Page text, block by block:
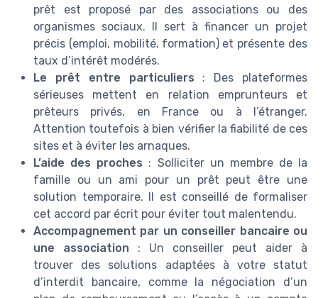
prêt est proposé par des associations ou des
organismes sociaux. Il sert à financer un projet
précis (emploi, mobilité, formation) et présente des
taux d’intérêt modérés.
Le prêt entre particuliers : Des plateformes
sérieuses mettent en relation emprunteurs et
prêteurs privés, en France ou à l’étranger.
Attention toutefois à bien vérifier la fiabilité de ces
sites et à éviter les arnaques.
L’aide des proches : Solliciter un membre de la
famille ou un ami pour un prêt peut être une
solution temporaire. Il est conseillé de formaliser
cet accord par écrit pour éviter tout malentendu.
Accompagnement par un conseiller bancaire ou
une association : Un conseiller peut aider à
trouver des solutions adaptées à votre statut
d’interdit bancaire, comme la négociation d’un